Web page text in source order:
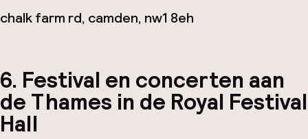
chalk farm rd, camden, nw1 8eh
6. Festival en concerten aan
de Thames in de Royal Festival
Hall